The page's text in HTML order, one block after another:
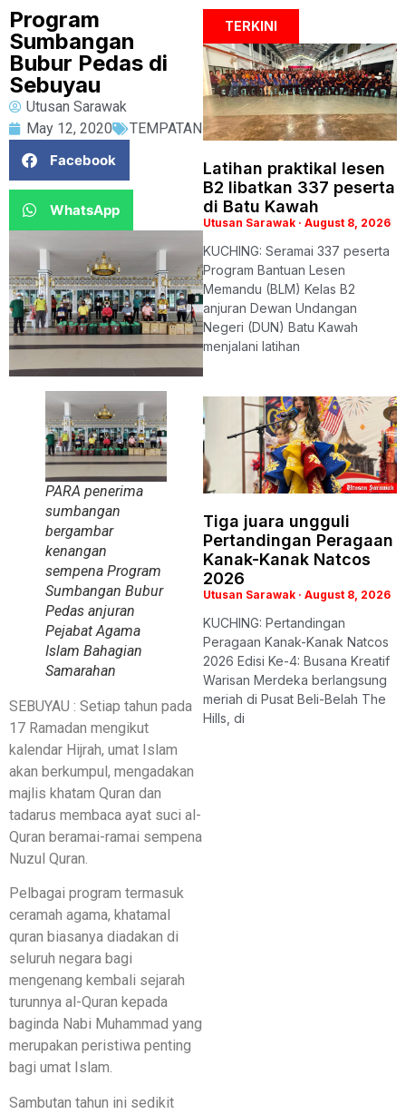
Program
Sumbangan
Bubur Pedas di
Sebuyau
Utusan Sarawak
May 12, 2020
TEMPATAN
Facebook
WhatsApp
PARA penerima
sumbangan
bergambar
kenangan
sempena Program
Sumbangan Bubur
Pedas anjuran
Pejabat Agama
Islam Bahagian
Samarahan
SEBUYAU : Setiap tahun pada
17 Ramadan mengikut
kalendar Hijrah, umat Islam
akan berkumpul, mengadakan
majlis khatam Quran dan
tadarus membaca ayat suci al-
Quran beramai-ramai sempena
Nuzul Quran.
Pelbagai program termasuk
ceramah agama, khatamal
quran biasanya diadakan di
seluruh negara bagi
mengenang kembali sejarah
turunnya al-Quran kepada
baginda Nabi Muhammad yang
merupakan peristiwa penting
bagi umat Islam.
Sambutan tahun ini sedikit
TERKINI
Latihan praktikal lesen
B2 libatkan 337 peserta
di Batu Kawah
Utusan Sarawak August 8, 2026
KUCHING: Seramai 337 peserta
Program Bantuan Lesen
Memandu (BLM) Kelas B2
anjuran Dewan Undangan
Negeri (DUN) Batu Kawah
menjalani latihan
Tiga juara ungguli
Pertandingan Peragaan
Kanak-Kanak Natcos
2026
Utusan Sarawak August 8, 2026
KUCHING: Pertandingan
Peragaan Kanak-Kanak Natcos
2026 Edisi Ke-4: Busana Kreatif
Warisan Merdeka berlangsung
meriah di Pusat Beli-Belah The
Hills, di